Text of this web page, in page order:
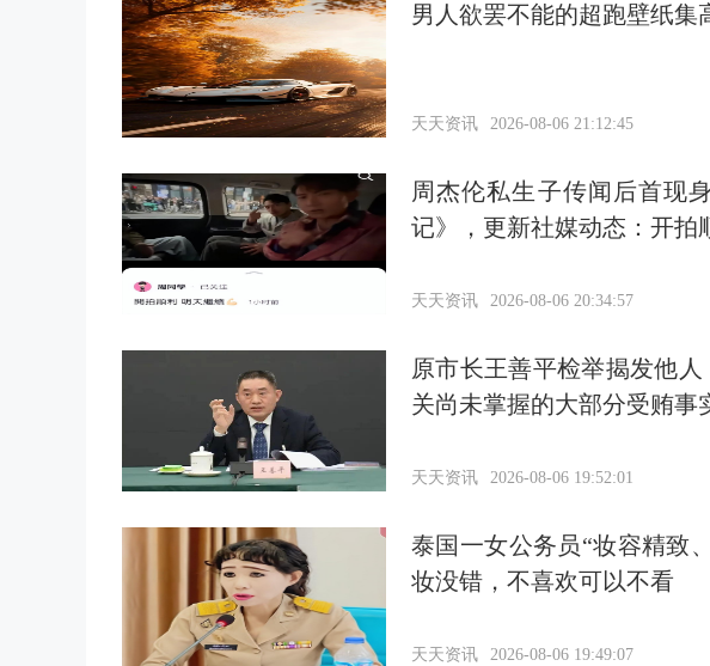
男人欲罢不能的超跑壁纸集
天天资讯 2026-08-06 21:12:45
周杰伦私生子传闻后首现
记》，更新社媒动态：开拍
天天资讯 2026-08-06 20:34:57
原市长王善平检举揭发他
关尚未掌握的大部分受贿事
天天资讯 2026-08-06 19:52:01
泰国一女公务员“妆容精致
妆没错，不喜欢可以不看
天天资讯 2026-08-06 19:49:07